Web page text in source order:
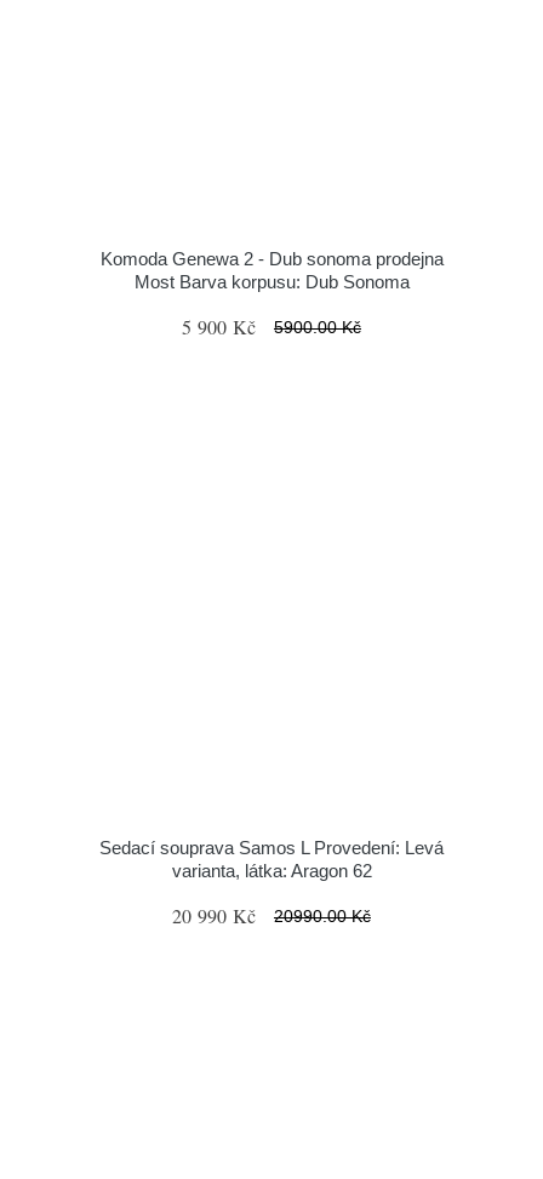
Komoda Genewa 2 - Dub sonoma prodejna
Most Barva korpusu: Dub Sonoma
5 900 Kč 5900.00 Kč
Sedací souprava Samos L Provedení: Levá
varianta, látka: Aragon 62
20 990 Kč 20990.00 Kč